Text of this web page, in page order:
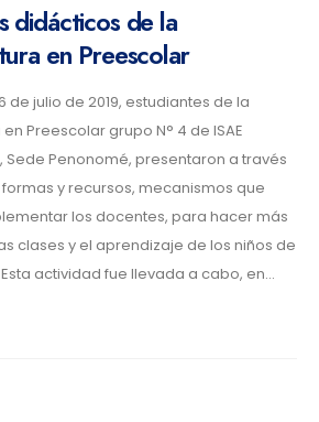
didácticos de la
en Preescolar
de julio de 2019, estudiantes de la
Preescolar grupo N° 4 de ISAE
Sede Penonomé, presentaron a través
y recursos, mecanismos que
los docentes, para hacer más
clases y el aprendizaje de los niños de
actividad fue llevada a cabo, en...